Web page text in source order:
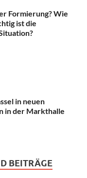
Formierung? Wie
ist die
in neuen
in der Markthalle
BEITRÄGE